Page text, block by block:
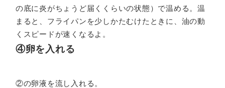
の底に炎がちょうど届くくらいの状態）で温める。温
まると、フライパンを少しかたむけたときに、油の動
くスピードが速くなるよ。
④卵を入れる
②の卵液を流し入れる。